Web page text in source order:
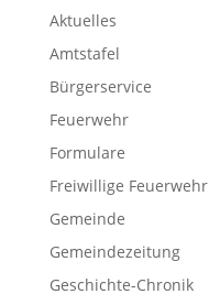
Aktuelles
Amtstafel
Bürgerservice
Feuerwehr
Formulare
Freiwillige Feuerwehr
Gemeinde
Gemeindezeitung
Geschichte-Chronik